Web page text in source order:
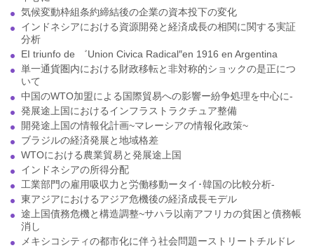
気候変動枠組条約締結後の企業の資本投下の変化
インドネシアにおける資源開発と経済成長の相関に関する実証
分析
EI triunfo de ゛Union Civica Radical″en 1916 en Argentina
単一通貨圏内における財政移転と非対称的ショックの是正につ
いて
中国のWTO加盟による国際貿易への影響ー紛争処理を中心に-
発展途上国におけるインフラストラクチュア整備
開発途上国の情報化計画~マレーシアの情報化政策~
ブラジルの経済発展と地域格差
WTOにおける農業貿易と発展途上国
インドネシアの所得分配
工業部門の雇用吸収力と労働移動ータイ･韓国の比較分析-
東アジアにおけるアジア危機後の経済成長モデル
途上国債務危機と構造調整~サハラ以南アフリカの貧困と債務帳
消し
メキシコシティの都市化に伴う社会問題ーストリートチルドレ